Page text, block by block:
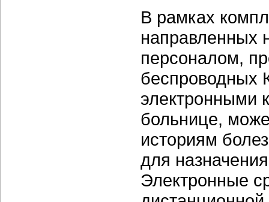
В рамках
направленных
персоналом,
беспроводных
электронными
больнице,
историям
для
Электронные